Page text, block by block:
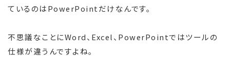
ているのはPowerPointだけなんです。
不思議なことにWord、Excel、PowerPointではツールの
仕様が違うんですよね。